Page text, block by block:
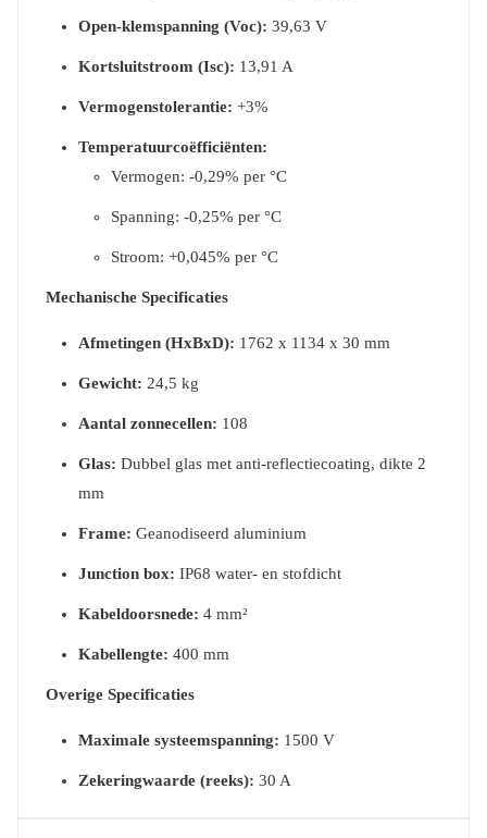
Open-klemspanning (Voc): 39,63 V
Kortsluitstroom (Isc): 13,91 A
Vermogenstolerantie: +3%
Temperatuurcoëfficiënten:
Vermogen: -0,29% per °C
Spanning: -0,25% per °C
Stroom: +0,045% per °C
Mechanische Specificaties
Afmetingen (HxBxD): 1762 x 1134 x 30 mm
Gewicht: 24,5 kg
Aantal zonnecellen: 108
Glas: Dubbel glas met anti-reflectiecoating, dikte 2
mm
Frame: Geanodiseerd aluminium
Junction box: IP68 water- en stofdicht
Kabeldoorsnede: 4 mm²
Kabellengte: 400 mm
Overige Specificaties
Maximale systeemspanning: 1500 V
Zekeringwaarde (reeks): 30 A